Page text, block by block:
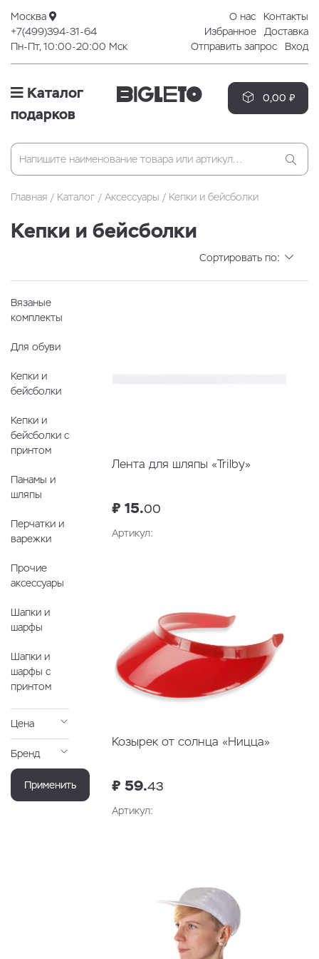
Москва
+7(499)394-31-64
Пн-Пт, 10:00-20:00 Мск
О нас
Контакты
Избранное
Доставка
Отправить запрос
Вход
Каталог
подарков
0,00 ₽
Главная Каталог Аксессуары Кепки и бейсболки
Кепки и бейсболки
Сортировать по:
Вязаные
комплекты
Для обуви
Кепки и
бейсболки
Кепки и
бейсболки с
принтом
Панамы и
шляпы
Перчатки и
варежки
Прочие
аксессуары
Шапки и
шарфы
Шапки и
шарфы с
принтом
Цена
Бренд
Применить
Лента для шляпы «Trilby»
₽ 15.00
Артикул:
Козырек от солнца «Ницца»
₽ 59.43
Артикул: